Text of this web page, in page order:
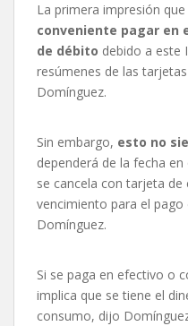
La primera impresión
conveniente pagar en
de débito debido a este
resúmenes de las
Domínguez.
Sin embargo, esto no
dependerá de la fecha
se cancela con tarjeta de
vencimiento para el
Domínguez.
Si se paga en efectivo o
implica que se tiene el
consumo, dijo